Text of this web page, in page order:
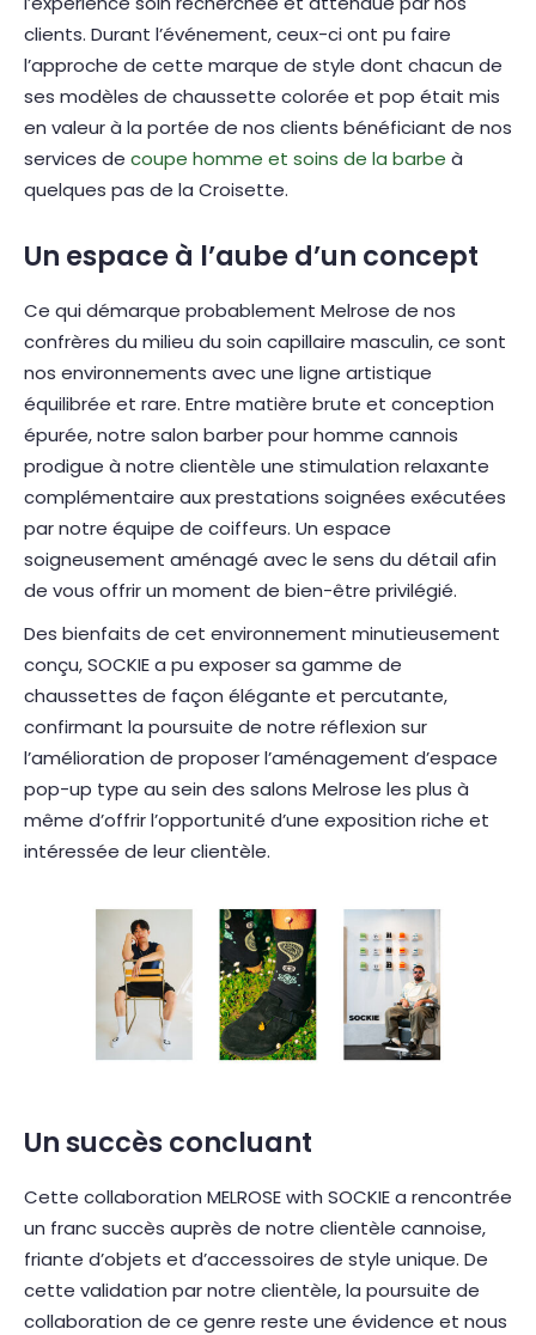
clients. Durant l’événement, ceux-ci ont pu faire
l’approche de cette marque de style dont chacun de
ses modèles de chaussette colorée et pop était mis
en valeur à la portée de nos clients bénéficiant de nos
services de coupe homme et soins de la barbe à
quelques pas de la Croisette.
Un espace à l’aube d’un concept
Ce qui démarque probablement Melrose de nos
confrères du milieu du soin capillaire masculin, ce sont
nos environnements avec une ligne artistique
équilibrée et rare. Entre matière brute et conception
épurée, notre salon barber pour homme cannois
prodigue à notre clientèle une stimulation relaxante
complémentaire aux prestations soignées exécutées
par notre équipe de coiffeurs. Un espace
soigneusement aménagé avec le sens du détail afin
de vous offrir un moment de bien-être privilégié.
Des bienfaits de cet environnement minutieusement
conçu, SOCKIE a pu exposer sa gamme de
chaussettes de façon élégante et percutante,
confirmant la poursuite de notre réflexion sur
l’amélioration de proposer l’aménagement d’espace
pop-up type au sein des salons Melrose les plus à
même d’offrir l’opportunité d’une exposition riche et
intéressée de leur clientèle.
Un succès concluant
Cette collaboration MELROSE with SOCKIE a rencontrée
un franc succès auprès de notre clientèle cannoise,
friante d’objets et d’accessoires de style unique. De
cette validation par notre clientèle, la poursuite de
collaboration de ce genre reste une évidence et nous